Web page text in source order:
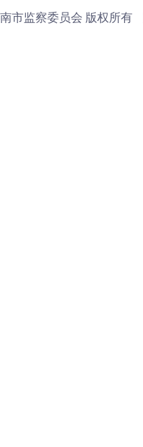
市监察委员会 版权所有